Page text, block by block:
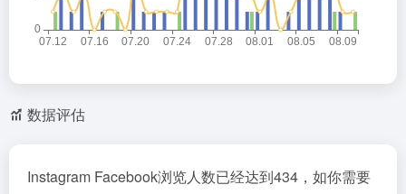
数据评估
Instagram Facebook浏览人数已经达到434，如你需要